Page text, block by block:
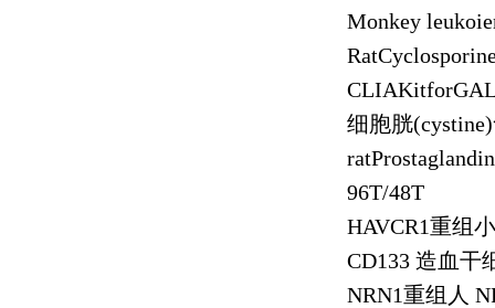
Monkey
细胞胱(cystine)
96T/48T
HAVCR1重组
CD133 造血干
NRN1重组人